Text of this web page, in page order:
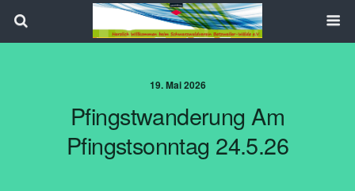
19. Mai 2026
Pfingstwanderung Am
Pfingstsonntag 24.5.26